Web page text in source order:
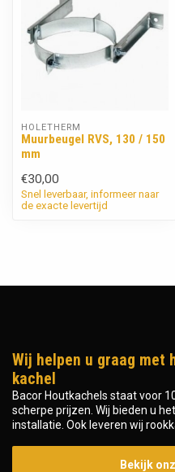
HOLETHERM
Muurbeugel RVS, 130 / 150
mm
€30,00
Snel leverbaar, informeer naar
de exacte levertijd
Wij helpen u graag met
kachel
Bacor Houtkachels staat voor
scherpe prijzen. Wij bieden u
installatie. Ook leveren wij
Bekijk